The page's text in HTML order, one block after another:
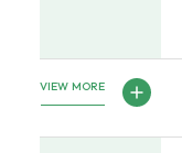
VIEW MORE